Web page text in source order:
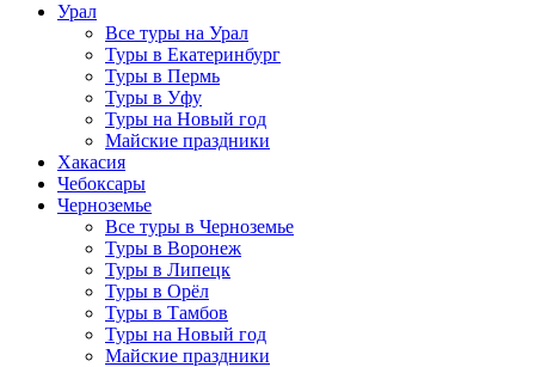
Урал
Все туры на Урал
Туры в Екатеринбург
Туры в Пермь
Туры в Уфу
Туры на Новый год
Майские праздники
Хакасия
Чебоксары
Черноземье
Все туры в Черноземье
Туры в Воронеж
Туры в Липецк
Туры в Орёл
Туры в Тамбов
Туры на Новый год
Майские праздники